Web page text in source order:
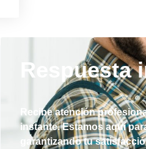
Respuesta
Recibe atención
instante. Estamos aquí
garantizando tu